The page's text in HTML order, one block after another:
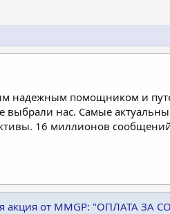
надежным помощником и
нас. Самые
16 миллионов
акция от MMGP: "ОПЛАТА ЗА